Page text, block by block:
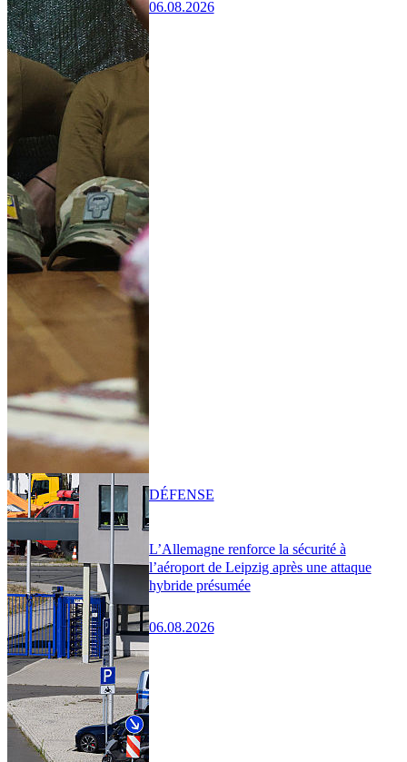
06.08.2026
L’Allemagne renforce la sécurité à
l’aéroport de Leipzig après une attaque
hybride présumée
06.08.2026
DÉFENSE